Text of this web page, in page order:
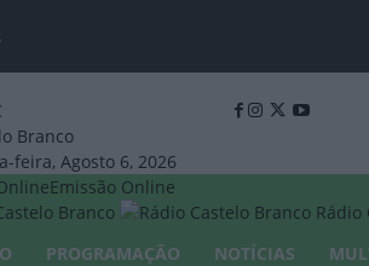
Branco
feira, Agosto 6, 2026
Emissão Online
Rádio
PROGRAMAÇÃO NOTÍCIAS